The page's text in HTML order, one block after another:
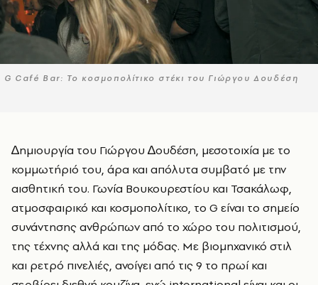
G Café Bar: Το κοσμοπολίτικο στέκι του Γιώργου Δουδέση
∆ηµιουργία του Γιώργου ∆ουδέση, µεσοτοιχία µε το
κοµµωτήριό του, άρα και απόλυτα συµβατό µε την
αισθητική του. Γωνία Βουκουρεστίου και Τσακάλωφ,
ατµοσφαιρικό και κοσµοπολίτικο, το G είναι το σηµείο
συνάντησης ανθρώπων από το χώρο του πολιτισµού,
της τέχνης αλλά και της µόδας. Με βιοµηχανικό στιλ
και ρετρό πινελιές, ανοίγει από τις 9 το πρωί και